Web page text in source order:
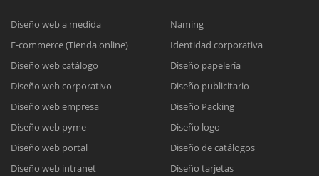
Diseño web a medida
E-commerce (Tienda online)
Diseño web catálogo
Diseño web corporativo
Diseño web empresa
Diseño web pyme
Diseño web portal
Diseño web intranet
Naming
Identidad corporativa
Diseño papelería
Diseño publicitario
Diseño Packing
Diseño logo
Diseño de catálogos
Diseño tarjetas